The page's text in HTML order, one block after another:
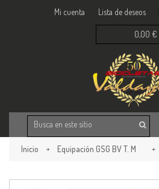
Lista de deseos
Mi cuenta
0,00 €
Inicio Equipación GSG BV T. M